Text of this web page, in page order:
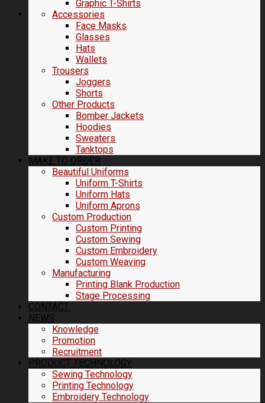
Graphic T-Shirts
Accessories
Face Masks
Glasses
Hats
Wallets
Trousers
Joggers
Shorts
Other Products
Bomber Jackets
Hoodies
Sweaters
Tanktops
MAKE TO ORDER
Beautiful Uniforms
Uniform T-Shirts
Uniform Hats
Uniform Aprons
Custom Production
Custom Printing
Custom Sewing
Custom Embroidery
Custom Weaving
Manufacturing
Printing Blank Production
Stage Processing
CONTACT
NEWS
Knowledge
Promotion
Recruitment
PRODUCT TECHNOLOGY
Sewing Technology
Printing Technology
Embroidery Technology